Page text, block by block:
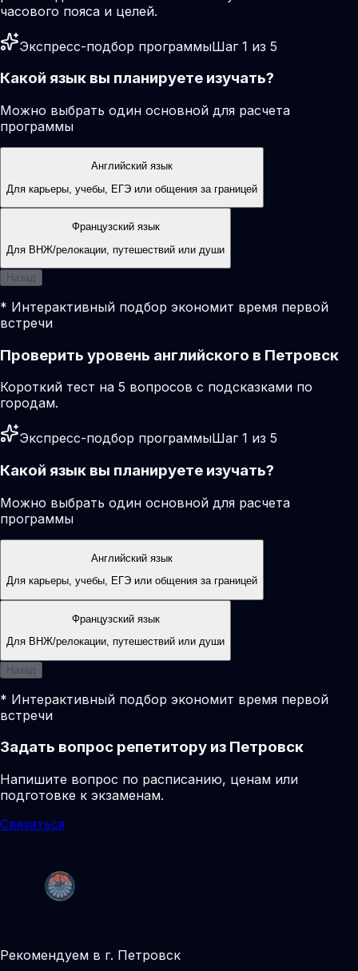
часового пояса и целей.
Экспресс-подбор программыШаг 1 из 5
Какой язык вы планируете изучать?
Можно выбрать один основной для расчета
программы
Английский язык
Для карьеры, учебы, ЕГЭ или общения за границей
Французский язык
Для ВНЖ/релокации, путешествий или души
Назад
* Интерактивный подбор экономит время первой
встречи
Проверить уровень английского в Петровск
Короткий тест на 5 вопросов с подсказками по
городам.
Экспресс-подбор программыШаг 1 из 5
Какой язык вы планируете изучать?
Можно выбрать один основной для расчета
программы
Английский язык
Для карьеры, учебы, ЕГЭ или общения за границей
Французский язык
Для ВНЖ/релокации, путешествий или души
Назад
* Интерактивный подбор экономит время первой
встречи
Задать вопрос репетитору из Петровск
Напишите вопрос по расписанию, ценам или
подготовке к экзаменам.
Связаться
Рекомендуем в г. Петровск